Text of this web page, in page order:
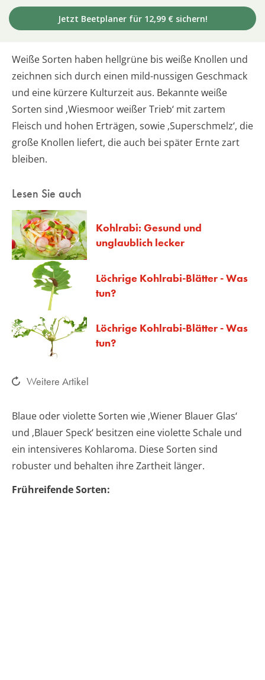
Jetzt Beetplaner für 12,99 € sichern!
Weiße Sorten haben hellgrüne bis weiße Knollen und
zeichnen sich durch einen mild-nussigen Geschmack
und eine kürzere Kulturzeit aus. Bekannte weiße
Sorten sind ‚Wiesmoor weißer Trieb‘ mit zartem
Fleisch und hohen Erträgen, sowie ‚Superschmelz‘, die
große Knollen liefert, die auch bei später Ernte zart
bleiben.
Lesen Sie auch
Kohlrabi: Gesund und
unglaublich lecker
Löchrige Kohlrabi-Blätter - Was
tun?
Löchrige Kohlrabi-Blätter - Was
tun?
Weitere Artikel
Blaue oder violette Sorten wie ‚Wiener Blauer Glas‘
und ‚Blauer Speck‘ besitzen eine violette Schale und
ein intensiveres Kohlaroma. Diese Sorten sind
robuster und behalten ihre Zartheit länger.
Frühreifende Sorten: